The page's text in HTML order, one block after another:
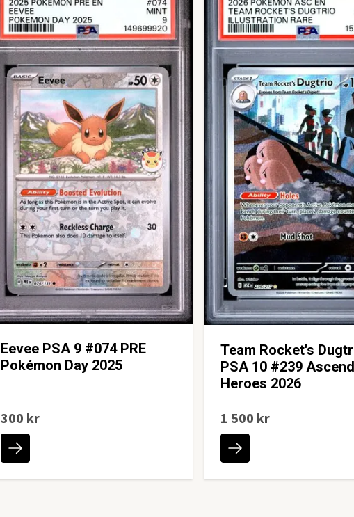
Eevee PSA 9 #074 PRE
Pokémon Day 2025
300 kr
Team Rocket's
PSA 10 #239
Heroes 2026
1 500 kr